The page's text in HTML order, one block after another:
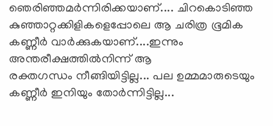
ഞെരിഞ്ഞമര്‍ന്നിരിക്കയാണ്‌.... ചിറകൊടിഞ്ഞ
കുഞ്ഞാറ്റക്കിളികളെപ്പോലെ ആ ചരിത്ര ഭൂമിക
കണ്ണീര്‍ വാര്‍ക്കുകയാണ്‌....ഇന്നും
അന്തരീക്ഷത്തില്‍നിന്ന് ആ
രക്തഗന്ധം നീങ്ങിയിട്ടില്ല... പല ഉമ്മമാരുടെയും
കണ്ണീര്‍ ഇനിയും തോര്‍ന്നിട്ടില്ല...